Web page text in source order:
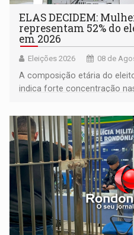
ELAS DECIDEM:
representam 52% do
em 2026
Eleições 2026 08 de
A composição etária do
indica forte concentração